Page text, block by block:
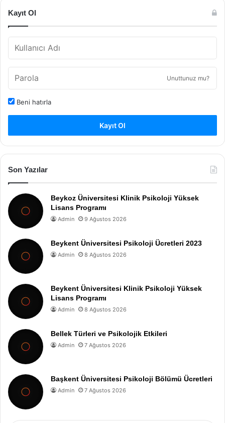
Kayıt Ol
Unuttunuz mu?
Beni hatırla
Kayıt Ol
Son Yazılar
Beykoz Üniversitesi Klinik Psikoloji Yüksek
Lisans Programı
Admin 9 Ağustos 2026
Beykent Üniversitesi Psikoloji Ücretleri 2023
Admin 8 Ağustos 2026
Beykent Üniversitesi Klinik Psikoloji Yüksek
Lisans Programı
Admin 8 Ağustos 2026
Bellek Türleri ve Psikolojik Etkileri
Admin 7 Ağustos 2026
Başkent Üniversitesi Psikoloji Bölümü Ücretleri
Admin 7 Ağustos 2026